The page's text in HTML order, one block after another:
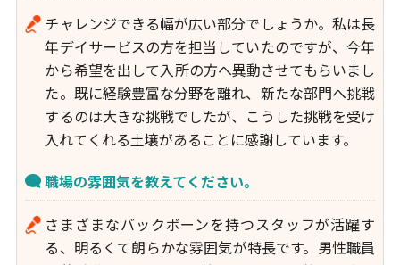
チャレンジできる幅が広い部分でしょうか。私は長
年デイサービスの方を担当していたのですが、今年
から希望を出して入所の方へ異動させてもらいまし
た。既に経験豊富な分野を離れ、新たな部門へ挑戦
するのは大きな挑戦でしたが、こうした挑戦を受け
入れてくれる土壌があることに感謝しています。
職場の雰囲気を教えてください。
さまざまなバックボーンを持つスタッフが活躍す
る、明るくて朗らかな雰囲気が特長です。男性職員